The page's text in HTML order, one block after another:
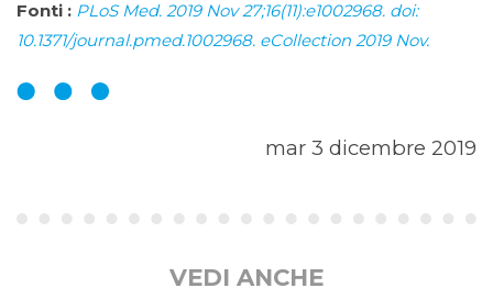
Fonti : PLoS Med. 2019 Nov 27;16(11):e1002968. doi:
10.1371/journal.pmed.1002968. eCollection 2019 Nov.
mar 3 dicembre 2019
VEDI ANCHE